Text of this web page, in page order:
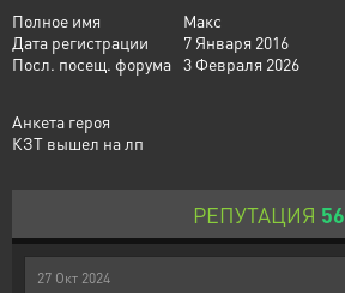
Полное имя
Макс
Дата регистрации
7 Января 2016
Посл. посещ. форума 3 Февраля 2026
Анкета героя
КЗТ вышел на лп
РЕПУТАЦИЯ 56
27 Окт 2024